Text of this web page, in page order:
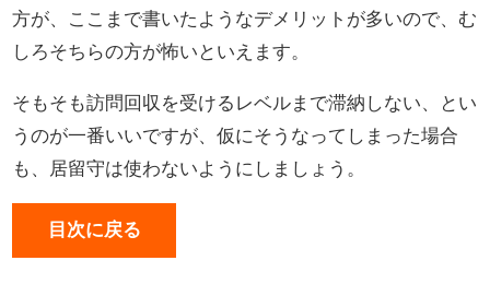
方が、ここまで書いたようなデメリットが多いので、む
しろそちらの方が怖いといえます。
そもそも訪問回収を受けるレベルまで滞納しない、とい
うのが一番いいですが、仮にそうなってしまった場合
も、居留守は使わないようにしましょう。
目次に戻る